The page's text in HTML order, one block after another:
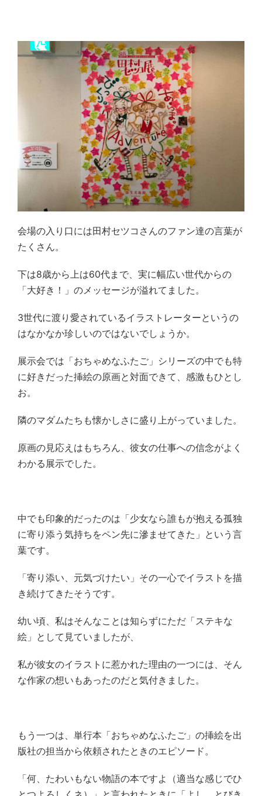
会場の入り口には田村セツコさんのファン達の言葉が
たくさん。
下は8歳から上は60代まで、実に幅広い世代からの
「大好き！」のメッセージが溢れてました。
3世代に渡り愛されているイラストレーターというの
はなかなか珍しいのではないでしょうか。
展示会では「おちゃめなふたご」シリーズの中でも特
に好きだった挿絵の原画と対面できて、感激もひとし
お。
隣のマダムたちも懐かしさに盛り上がっていました。
原画の見応えはもちろん、彼女の仕事への信念がよく
わかる展示でした。
中でも印象的だったのは「少女なら誰もが抱える孤独
に寄り添う気持ちをペン先に滲ませてきた」という言
葉です。
「寄り添い、元気づけたい」その一心でイラストを描
き続けてきたそうです。
幼い頃、私はそんなことは知らずにただ「ステキな
絵」として見ていましたが、
私が彼女のイラストに惹かれた理由の一つには、そん
な作家の想いもあったのだと気付きました。
もう一つは、単行本「おちゃめなふたご」の挿絵を出
版社の担当から依頼されたときのエピソード。
「何、たわいもない物語の本ですよ（適当な感じでひ